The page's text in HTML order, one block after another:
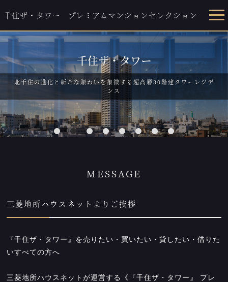
千住ザ・タワー プレミアムマンションセレクション
千住ザ・タワー
北千住の進化と新たな賑わいを象徴する超高層30階建タワーレジデ
ンス
MESSAGE
三菱地所ハウスネットよりご挨拶
『千住ザ・タワー』を売りたい・買いたい・貸したい・借りた
いすべての方へ
三菱地所ハウスネットが運営する《『千住ザ・タワー』 プレ